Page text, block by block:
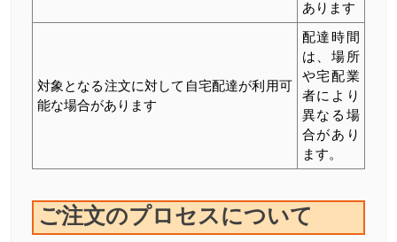
あります
対象となる注文に対して自宅配達が利用可
能な場合があります
配達時間
は、場所
や宅配業
者により
異なる場
合があり
ます。
ご注文のプロセスについて